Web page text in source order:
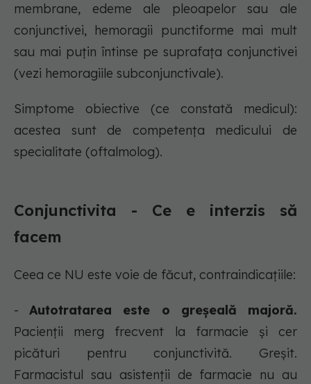
membrane, edeme ale pleoapelor sau ale
conjunctivei, hemoragii punctiforme mai mult
sau mai puţin întinse pe suprafaţa conjunctivei
(vezi hemoragiile subconjunctivale).
Simptome obiective (ce constată medicul):
acestea sunt de competenţa medicului de
specialitate (oftalmolog).
Conjunctivita - Ce e interzis să
facem
Ceea ce NU este voie de făcut, contraindicaţiile:
-Autotratarea este o greşeală majoră.
Pacienţii merg frecvent la farmacie şi cer
picături pentru conjunctivită. Greşit.
Farmacistul sau asistenţii de farmacie nu au